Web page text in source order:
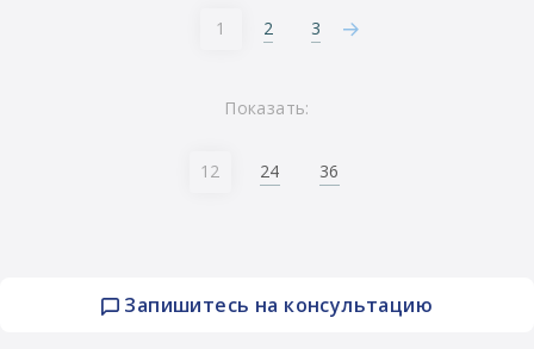
Запишитесь на консультацию
Показать:
12 24 36
1 2 3